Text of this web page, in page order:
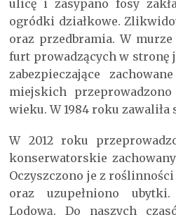
ulicę i zasypano fosy
ogródki działkowe.
oraz przedbramia. W
furt prowadzących w stronę
zabezpieczające
miejskich
wieku. W 1984 roku zawaliła
W 2012 roku
konserwatorskie
Oczyszczono je z
oraz uzupełniono ubytki.
Lodową. Do naszych